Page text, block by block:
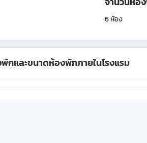
6 ห้อง
กและขนาดห้องพักภายในโรงแรม